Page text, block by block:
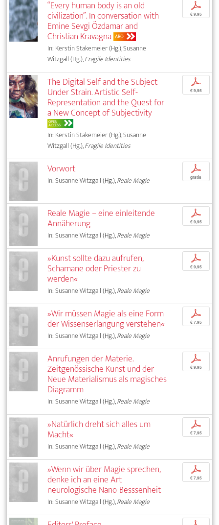
“Every human body is an old
civilization”. In conversation with
Emine Sevgi Özdamar and
Christian Kravagna ABO
In: Kerstin Stakemeier (Hg.), Susanne
Witzgall (Hg.),Fragile Identities
p
€ 9,95
The Digital Self and the Subject
Under Strain. Artistic Self-
Representation and the Quest for
a New Concept of Subjectivity
OPEN
ACCESS
In: Kerstin Stakemeier (Hg.), Susanne
Witzgall (Hg.),Fragile Identities
p
€ 9,95
Vorwort
In: Susanne Witzgall (Hg.),Reale Magie
p
gratis
Reale Magie – eine einleitende
Annäherung
In: Susanne Witzgall (Hg.),Reale Magie
p
€ 9,95
»Kunst sollte dazu aufrufen,
Schamane oder Priester zu
werden«
In: Susanne Witzgall (Hg.),Reale Magie
p
€ 9,95
»Wir müssen Magie als eine Form
der Wissenserlangung verstehen«
In: Susanne Witzgall (Hg.),Reale Magie
p
€ 7,95
Anrufungen der Materie.
Zeitgenössische Kunst und der
Neue Materialismus als magisches
Diagramm
In: Susanne Witzgall (Hg.),Reale Magie
p
€ 9,95
»Natürlich dreht sich alles um
Macht«
In: Susanne Witzgall (Hg.),Reale Magie
p
€ 7,95
»Wenn wir über Magie sprechen,
denke ich an eine Art
neurologische Nano-Besssenheit
In: Susanne Witzgall (Hg.),Reale Magie
p
€ 7,95